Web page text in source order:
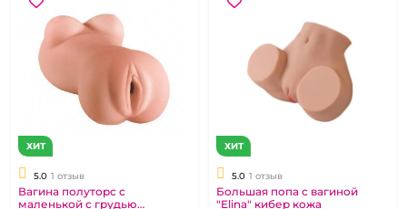
ХИТ
5.0 1 отзыв
Вагина полуторс с
маленькой с грудью
ХИТ
5.0 1 отзыв
Большая попа с вагиной
"Elina" кибер кожа